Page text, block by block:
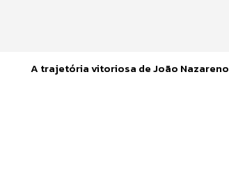
A trajetória vitoriosa de João Nazareno